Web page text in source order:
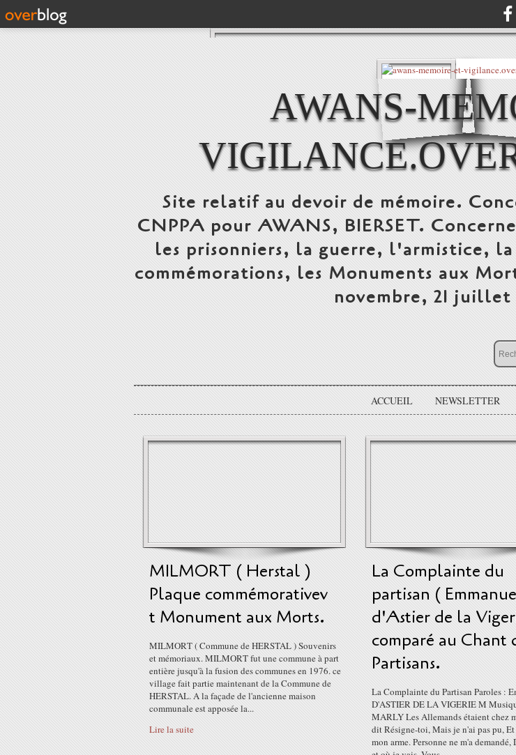
AWANS-
Site relatif au devoir de mémoire.
CNPPA pour AWANS, BIERSET.
les prisonniers, la guerre, l'armistice,
commémorations, les Monuments aux
novembre, 21
ACCUEIL NEWSLETTER
MILMORT ( Herstal )
Plaque commémorativev
t Monument aux Morts.
MILMORT ( Commune de HERSTAL ) Souvenirs
et mémoriaux. MILMORT fut une commune à part
entière jusqu'à la fusion des communes en 1976. ce
village fait partie maintenant de la Commune de
HERSTAL. A la façade de l'ancienne maison
communale est apposée la...
Lire la suite
La Complainte du
partisan (
d'Astier de la
comparé au Chant
Partisans.
La Complainte du Partisan Paroles :
D'ASTIER DE LA VIGERIE M
MARLY Les Allemands étaient chez
dit Résigne-toi, Mais je n'ai pas pu,
mon arme. Personne ne m'a